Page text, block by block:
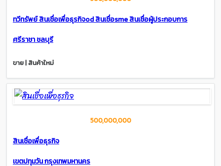
ทวีทรัพย์ สินเชื่อเพื่อธุรกิจod สินเชื่อsme สินเชื่อผู้ประกอบการ
ศรีราชา ชลบุรี
ขาย | สินค้าใหม่
500,000,000
สินเชื่อเพื่อธุรกิจ
เขตปทุมวัน กรุงเทพมหานคร